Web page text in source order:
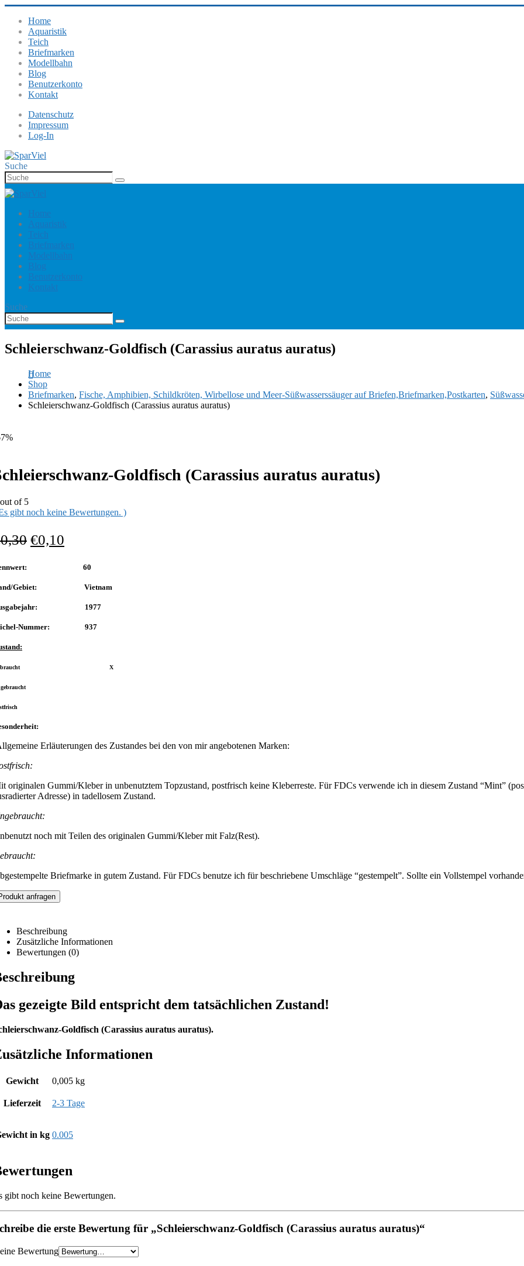
Home
Aquaristik
Teich
Briefmarken
Modellbahn
Blog
Benutzerkonto
Kontakt
Datenschutz
Impressum
Log-In
Suche
Home
Aquaristik
Teich
Briefmarken
Modellbahn
Blog
Benutzerkonto
Kontakt
Suche
Schleierschwanz-Goldfisch (Carassius auratus auratus)
Home
Shop
Briefmarken, Fische, Amphibien, Schildkröten, Wirbellose und Meer-Süßwasserssäuger auf Briefen,Briefmarken,Postkarten,
Schleierschwanz-Goldfisch (Carassius auratus auratus)
Goldfisch (Carassius auratus auratus)
of 5
gibt noch keine Bewertungen. )
0,30 €0,10
60
Gebiet: Vietnam
1977
Nummer: 937
X
Erläuterungen des Zustandes bei den von mir angebotenen Marken:
originalen Gummi/Kleber in unbenutztem Topzustand, postfrisch keine Kleberreste. Für FDCs verwende ich in diesem Zustand “Mint”
Adresse) in tadellosem Zustand.
noch mit Teilen des originalen Gummi/Kleber mit Falz(Rest).
Briefmarke in gutem Zustand. Für FDCs benutze ich für beschriebene Umschläge “gestempelt”. Sollte ein Vollstempel
anfragen
Beschreibung
Zusätzliche Informationen
Bewertungen (0)
gezeigte Bild entspricht dem tatsächlichen Zustand!
Goldfisch (Carassius auratus auratus).
Informationen
Gewicht 0,005 kg
Lieferzeit 2-3 Tage
in kg 0.005
gibt noch keine Bewertungen.
die erste Bewertung für „Schleierschwanz-Goldfisch (Carassius auratus auratus)“
Bewertung